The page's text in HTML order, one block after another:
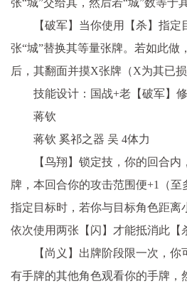
【破军】当你使用【杀】指
张“城”替换其等量张牌。若如此做
后，其翻面并摸X张牌（X为其已损
技能设计：国战+老【破军】
蒋钦
蒋钦 奚祁之器 吴 4体力
【鸟翔】锁定技，你的回合
牌，本回合你的攻击范围便+1（至
指定目标时，若你与目标角色距离
依次使用两张【闪】才能抵消此【
【尚义】出牌阶段限一次，
有手牌的其他角色观看你的手牌，